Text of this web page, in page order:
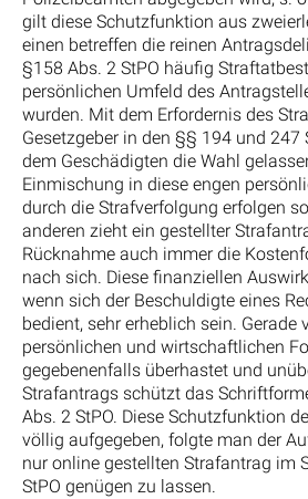
gilt diese Schutzfunktion aus
einen betreffen die reinen
§158 Abs. 2 StPO häufig
persönlichen Umfeld des
wurden. Mit dem Erfordernis des
Gesetzgeber in den §§ 194 und 247
dem Geschädigten die Wahl
Einmischung in diese engen
durch die Strafverfolgung erfolgen
anderen zieht ein gestellter
Rücknahme auch immer die
nach sich. Diese finanziellen
wenn sich der Beschuldigte eines
bedient, sehr erheblich sein. Gerade
persönlichen und wirtschaftlichen
gegebenenfalls überhastet und
Strafantrags schützt das
Abs. 2 StPO. Diese Schutzfunktion
völlig aufgegeben, folgte man der
nur online gestellten Strafantrag im
StPO genügen zu lassen.